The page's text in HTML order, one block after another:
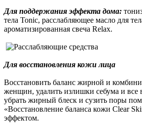
Для поддержания эффекта дома:
тела Tonic, расслабляющее масло для
ароматизированная свеча Relax.
Для восстановления кожи лица
Восстановить баланс жирной и
женщин, удалить излишки себума и все
убрать жирный блеск и сузить поры
«Восстановление баланса кожи Clear
эффектом.